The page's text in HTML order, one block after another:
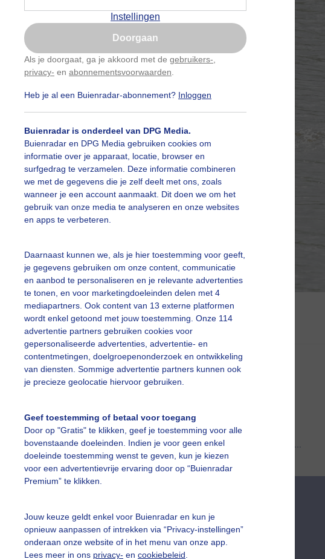
Instellingen
Doorgaan
Als je doorgaat, ga je akkoord met de gebruikers-
privacy- en abonnementsvoorwaarden
Heb je al een Buienradar-abonnement? Inloggen
Buienradar is onderdeel van DPG Media.
Buienradar en DPG Media gebruiken cookies om
informatie over je apparaat, locatie, browser en
surfgedrag te verzamelen. Deze informatie combineren
we met de gegevens die je zelf deelt met ons, zoals
wanneer je een account aanmaakt. Dit doen we om het
gebruik van onze media te analyseren en onze websites
en apps te verbeteren.
Daarnaast kunnen we, als je hier toestemming voor geeft,
je gegevens gebruiken om onze content, communicatie
en aanbod te personaliseren en je relevante advertenties
te tonen, en voor marketingdoeleinden delen met 4
mediapartners. Ook content van 13 externe platformen
wordt enkel getoond met jouw toestemming. Onze 114
advertentie partners gebruiken cookies voor
gepersonaliseerde advertenties, advertentie- en
contentmetingen, doelgroepenonderzoek en ontwikkeling
van diensten. Sommige advertentie partners kunnen ook
je precieze geolocatie hiervoor gebruiken.
Geef toestemming of betaal voor toegang
Door op "Gratis" te klikken, geef je toestemming voor alle
bovenstaande doeleinden. Indien je voor geen enkel
doeleinde toestemming wenst te geven, kun je kiezen
voor een advertentievrije ervaring door op “Buienradar
Premium” te klikken.
Jouw keuze geldt enkel voor Buienradar en kun je
opnieuw aanpassen of intrekken via “Privacy-instellingen”
onderaan onze website of in het menu van onze app.
Lees meer in ons privacy- en cookiebeleid
Gemaakt: 18-05-2026, 84x bekeken
slideshow
Een moment geduld aub...
vragen
De Bilt
Is goed, toon de popup
Nu niet, misschien later
Gebruik je Safari en wil je niet elke dag deze pop-up
Klikhierom dit aan te passen